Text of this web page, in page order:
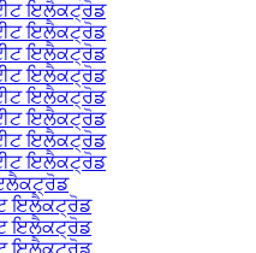
ਇਲੈਕਟ੍ਰੋਡ
ਇਲੈਕਟ੍ਰੋਡ
ਇਲੈਕਟ੍ਰੋਡ
ਇਲੈਕਟ੍ਰੋਡ
ਇਲੈਕਟ੍ਰੋਡ
ਇਲੈਕਟ੍ਰੋਡ
ਇਲੈਕਟ੍ਰੋਡ
ਇਲੈਕਟ੍ਰੋਡ
ਇਲੈਕਟ੍ਰੋਡ
ਇਲੈਕਟ੍ਰੋਡ